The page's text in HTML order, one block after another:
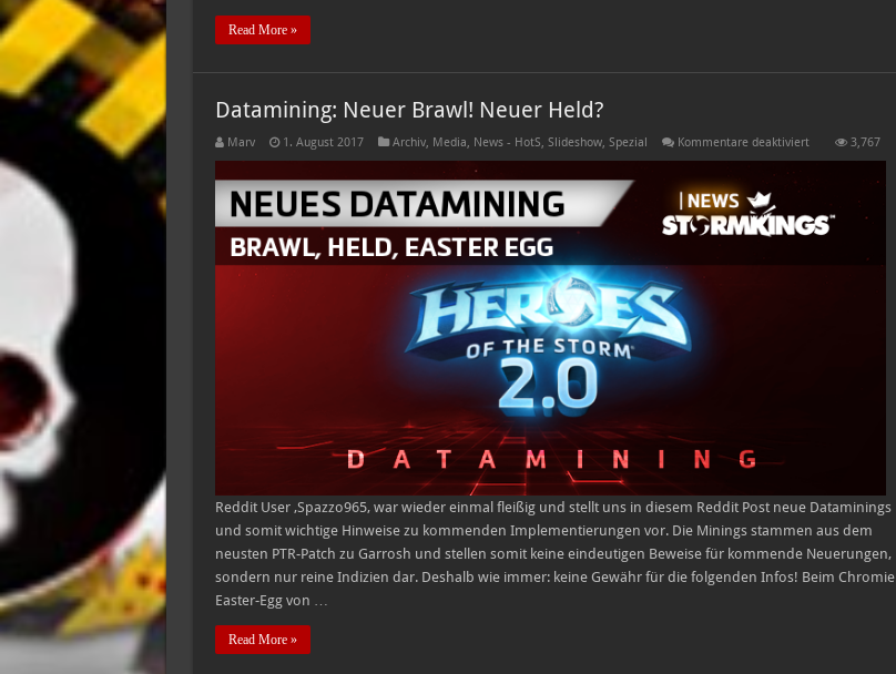
Read More »
Datamining: Neuer Brawl! Neuer Held?
Marv 1. August 2017 Archiv, Media, News - HotS, Slideshow, Spezial Kommentare deaktiviertfür
Held?
3,767
Reddit User ‚Spazzo965‚ war wieder einmal fleißig und stellt uns in diesem Reddit Post neue Dataminings
und somit wichtige Hinweise zu kommenden Implementierungen vor. Die Minings stammen aus dem
neusten PTR-Patch zu Garrosh und stellen somit keine eindeutigen Beweise für kommende Neuerungen,
sondern nur reine Indizien dar. Deshalb wie immer: keine Gewähr für die folgenden Infos! Beim Chromie
Easter-Egg von …
Read More »